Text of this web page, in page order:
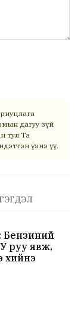
дагуу зүй
тул Та
үзнэ үү.
Бензиний
руу явж,
хийнэ